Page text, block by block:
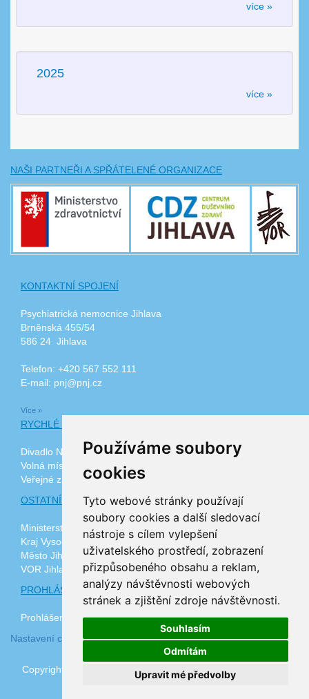
Používáme soubory
cookies
Tyto webové stránky používají
soubory cookies a další sledovací
nástroje s cílem vylepšení
uživatelského prostředí, zobrazení
přizpůsobeného obsahu a reklam,
analýzy návštěvnosti webových
stránek a zjištění zdroje návštěvnosti.
Souhlasím
Odmítám
Upravit mé předvolby
více »
2025
více »
NAŠI PARTNEŘI A SPŘÁTELENÉ ORGANIZACE
KONTAKTNÍ SPOJENÍ
Psychiatrická nemocnice Jihlava
Brněnská 455/54
586 24 Jihlava
Telefon: +420 567 552 111
E-mail: pnj@pnj.cz
Více »
RYCHLÉ ODKAZY
Divadlo Na Kopečku
Volná místa
Veřejné zakázky
OSTATNÍ ODKAZY
Ministerstvo zdravotnictví ČR
Kraj Vysočina
Město Jihlava
VOR Jihlava, z.ú.
PROHLÁŠENÍ O PŘÍSTUPNOSTI
Prohlášení o přístupnosti
Nastavení cookies
Copyright © 2026 www.plj.cz | realizace3nicom websolutions